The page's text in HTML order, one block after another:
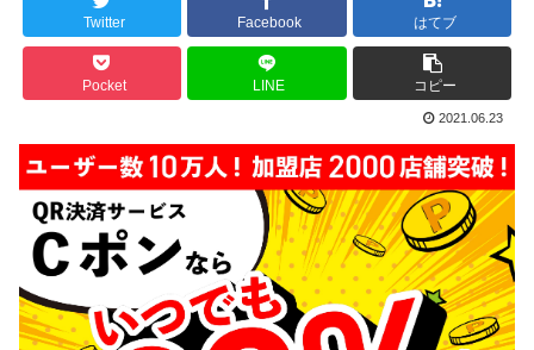
Twitter Facebook はてブ
Pocket LINE コピー
2021.06.23